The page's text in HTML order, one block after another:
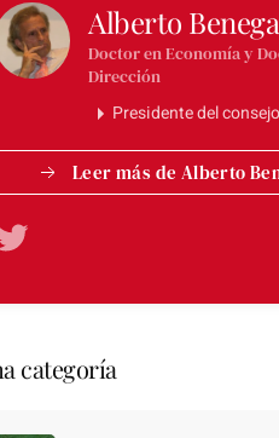
Alberto
Doctor en Economía y
Dirección
Presidente del
Leer más de Alberto
categoría